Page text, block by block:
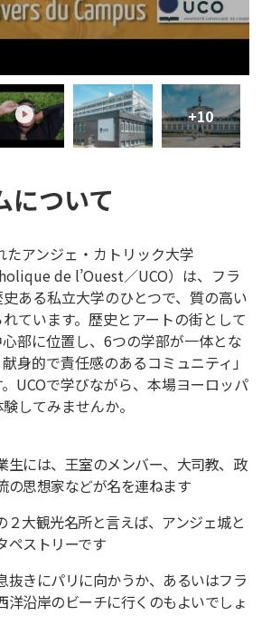
play +10
について
たアンジェ・カトリック大学
de l’Ouest／UCO）は、フラ
ある私立大学のひとつで、質の高い
ています。歴史とアートの街として
部に位置し、6つの学部が一体とな
身的で責任感のあるコミュニティ」
UCOで学びながら、本場ヨーロッパ
してみませんか。
生には、王室のメンバー、大司教、政
の思想家などが名を連ねます
２大観光名所と言えば、アンジェ城と
ペストリーです
抜きにパリに向かうか、あるいはフラ
洋沿岸のビーチに行くのもよいでしょ